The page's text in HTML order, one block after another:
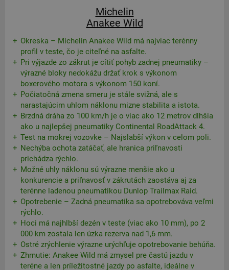
Michelin
Anakee Wild
Okreska – Michelin Anakee Wild má najviac terénny
profil v teste, čo je citeľné na asfalte.
Pri výjazde zo zákrut je cítiť pohyb zadnej pneumatiky –
výrazné bloky nedokážu držať krok s výkonom
boxerového motora s výkonom 150 koní.
Počiatočná zmena smeru je stále svižná, ale s
narastajúcim uhlom náklonu mizne stabilita a istota.
Brzdná dráha zo 100 km/h je o viac ako 12 metrov dlhšia
ako u najlepšej pneumatiky Continental RoadAttack 4.
Test na mokrej vozovke – Najslabší výkon v celom poli.
Nechýba ochota zatáčať, ale hranica priľnavosti
prichádza rýchlo.
Možné uhly náklonu sú výrazne menšie ako u
konkurencie a priľnavosť v zákrutách zaostáva aj za
terénne ladenou pneumatikou Dunlop Trailmax Raid.
Opotrebenie – Zadná pneumatika sa opotrebováva veľmi
rýchlo.
Hoci má najhlbší dezén v teste (viac ako 10 mm), po 2
000 km zostala len úzka rezerva nad 1,6 mm.
Ostré zrýchlenie výrazne urýchľuje opotrebovanie behúňa.
Zhrnutie: Anakee Wild má zmysel pre častú jazdu v
teréne a len príležitostné jazdy po asfalte, ideálne v